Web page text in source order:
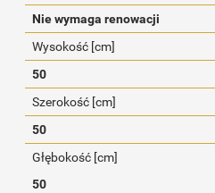
Nie wymaga renowacji
Wysokość [cm]
50
Szerokość [cm]
50
Głębokość [cm]
50